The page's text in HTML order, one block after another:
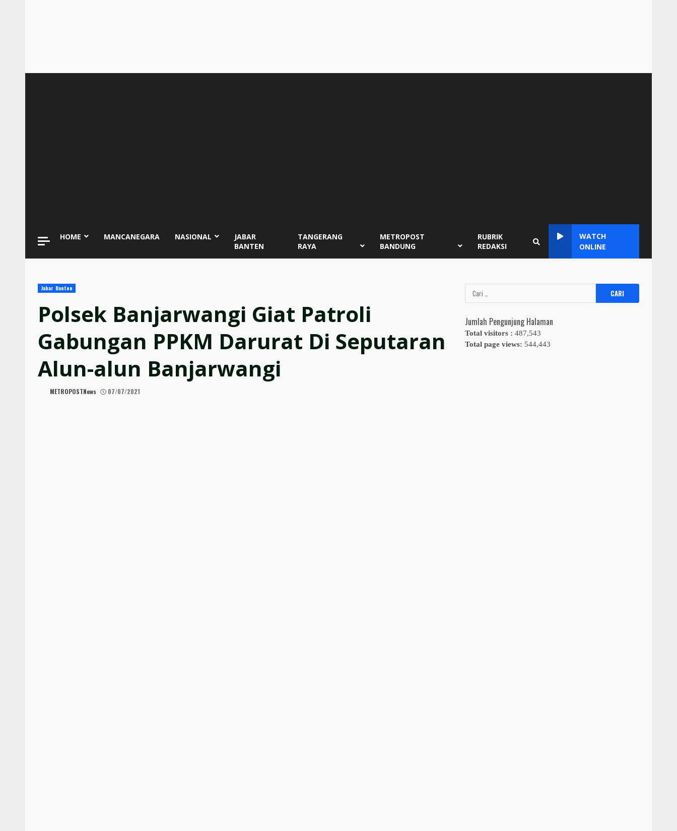
HOME MANCANEGARA NASIONAL
JABAR
BANTEN
TANGERANG
RAYA
METROPOST
BANDUNG
RUBRIK
REDAKSI
WATCH
ONLINE
Jabar Banten
Polsek Banjarwangi Giat Patroli
Gabungan PPKM Darurat Di Seputaran
Alun-alun Banjarwangi
METROPOSTNews 07/07/2021
Cari
untuk:
Jumlah Pengunjung Halaman
Total visitors :487,543
Total page views: 544,443